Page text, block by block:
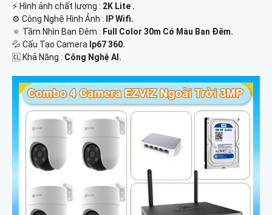
️⚡ Hình ảnh chất lượng : 2K Lite .
⚙ Công Nghệ Hình Ảnh :
IP Wifi.
🔅 Tầm Nhìn Ban Đêm : Full Color 30m Có Màu Ban Ðêm.
💦 Cấu Tạo Camera Ip67 360.
️🆑 Khả Năng : Công Nghệ AI.